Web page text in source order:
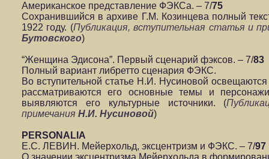
Американское представление ФЭКСа. – 7/75
Сохранившийся в архиве Г.М. Козинцева полный
1922 году. (Публикация, вступительная статья и
Бутовского)
“Женщина Эдисона”. Первый сценарий фэксов. – 7/83
Полный вариант либретто сценария ФЭКС.
Во вступительной статье Н.И. Нусиновой освещаются
рассматриваются его основные темы и
выявляются его культурные источники. (
примечания Н.И. Нусиновой)
PERSONALIA
Е.С. ЛЕВИН. Мейерхольд, эксцентризм и ФЭКС. – 7/97
О значении эксцентризма Мейерхольда в